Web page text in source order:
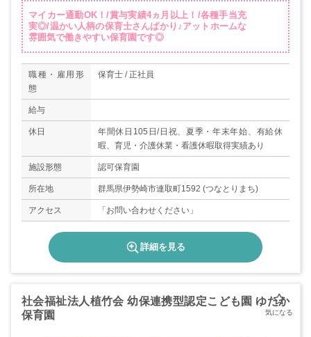
マイカー通勤OK！/賞与実績4ヵ月以上！/各種手当充
実◎/温かい人柄の保育士さんばかり♪アットホームな
雰囲気で働きやすい保育園です◎
職種・雇用形
態
保育士 / 正社員
給与
休日
年間休日105日/日祝、夏季・年末年始、有給休
暇、育児・介護休業・看護休暇取得実績あり
施設形態 認可保育園
所在地 群馬県伊勢崎市連取町1592 (つなとりまち)
アクセス 「お問い合わせください」
詳細を見る
社会福祉法人植竹会 幼保連携型認定こども園 ゆたか
保育園